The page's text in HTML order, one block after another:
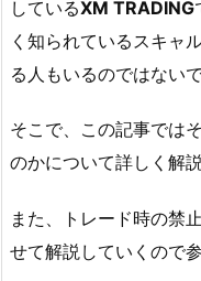
しているXM TRADING
く知られているスキャ
る人もいるのではない
そこで、この記事では
のかについて詳しく解
また、トレード時の禁
せて解説していくので